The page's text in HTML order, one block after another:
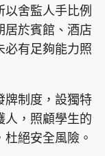
舍監人手比例
居於賓館、酒店
必有足夠能力照
牌制度，設獨特
人，照顧學生的
絕安全風險。